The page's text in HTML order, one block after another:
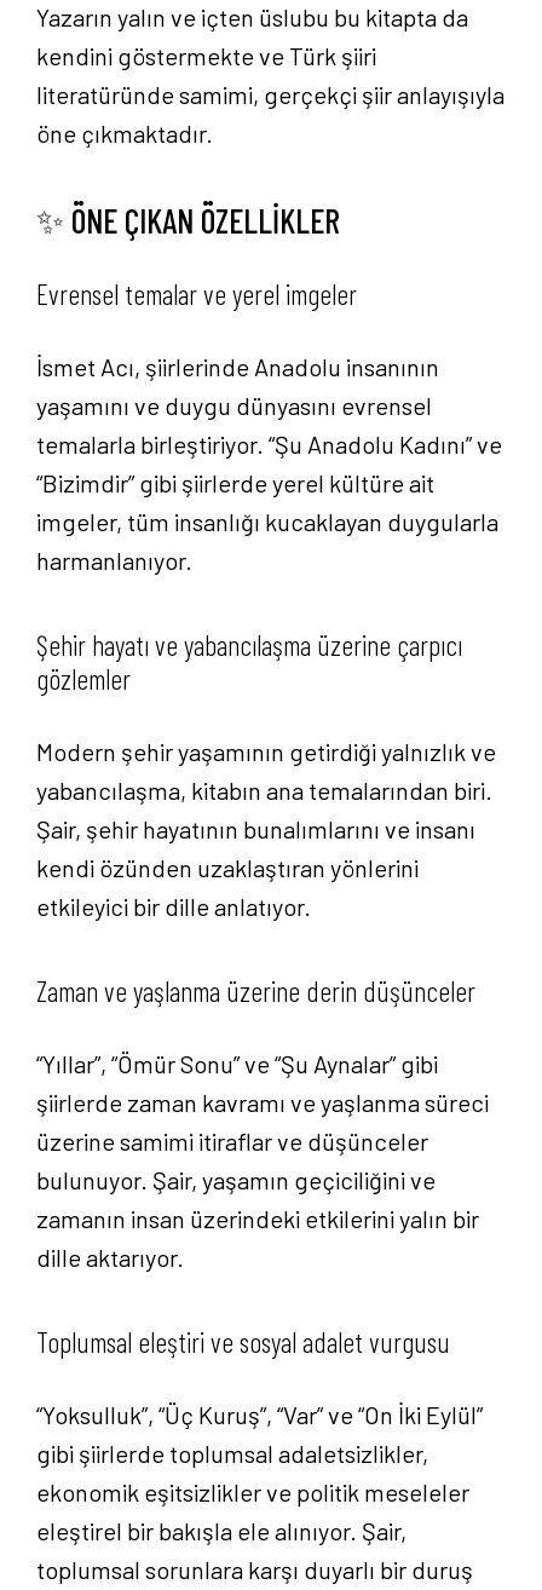
Yayın Paketlerimiz
Yayınlarımız
Yazarın yalın ve içten üslubu bu kitapta da
kendini göstermekte ve Türk şiiri
literatüründe samimi, gerçekçi şiir anlayışıyla
öne çıkmaktadır.
✨ ÖNE ÇIKAN ÖZELLİKLER
Evrensel temalar ve yerel imgeler
İsmet Acı, şiirlerinde Anadolu insanının
yaşamını ve duygu dünyasını evrensel
temalarla birleştiriyor. “Şu Anadolu Kadını” ve
“Bizimdir” gibi şiirlerde yerel kültüre ait
imgeler, tüm insanlığı kucaklayan duygularla
harmanlanıyor.
Şehir hayatı ve yabancılaşma üzerine çarpıcı
gözlemler
Modern şehir yaşamının getirdiği yalnızlık ve
yabancılaşma, kitabın ana temalarından biri.
Şair, şehir hayatının bunalımlarını ve insanı
kendi özünden uzaklaştıran yönlerini
etkileyici bir dille anlatıyor.
Zaman ve yaşlanma üzerine derin düşünceler
“Yıllar”, “Ömür Sonu” ve “Şu Aynalar” gibi
şiirlerde zaman kavramı ve yaşlanma süreci
üzerine samimi itiraflar ve düşünceler
bulunuyor. Şair, yaşamın geçiciliğini ve
zamanın insan üzerindeki etkilerini yalın bir
dille aktarıyor.
Toplumsal eleştiri ve sosyal adalet vurgusu
“Yoksulluk”, “Üç Kuruş”, “Var” ve “On İki Eylül”
gibi şiirlerde toplumsal adaletsizlikler,
ekonomik eşitsizlikler ve politik meseleler
eleştirel bir bakışla ele alınıyor. Şair,
toplumsal sorunlara karşı duyarlı bir duruş